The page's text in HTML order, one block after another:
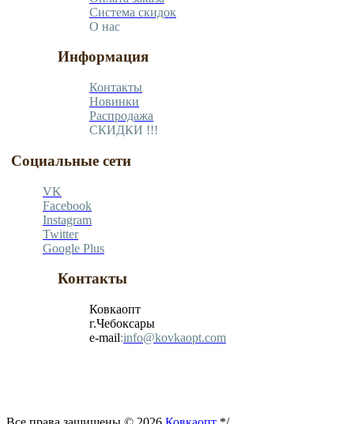
Система скидок
О нас
Информация
Контакты
Новинки
Распродажа
СКИДКИ !!!
Социальные сети
VK
Facebook
Instagram
Twitter
Google Plus
Контакты
Ковкаопт
г.Чебоксары
e-mail:info@kovkaopt.com